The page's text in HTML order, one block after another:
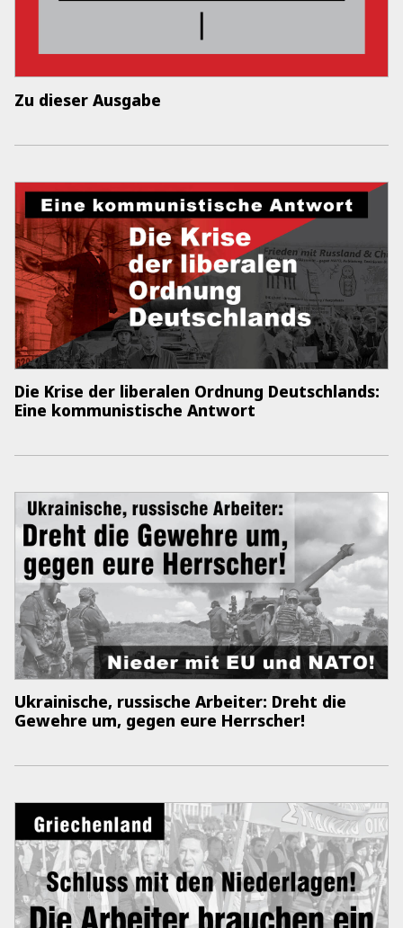
Zu dieser Ausgabe
Die Krise der liberalen Ordnung Deutschlands:
Eine kommunistische Antwort
Ukrainische, russische Arbeiter: Dreht die
Gewehre um, gegen eure Herrscher!